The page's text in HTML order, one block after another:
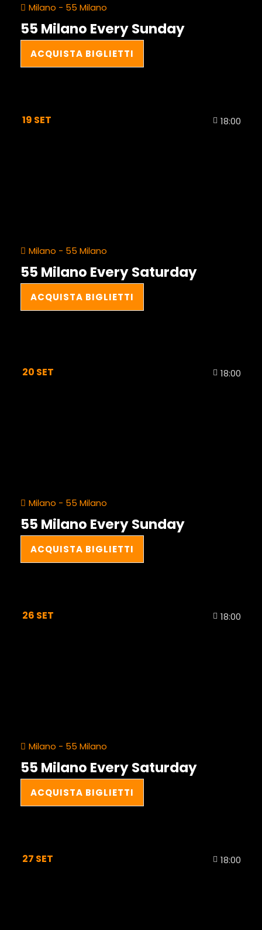
Milano - 55 Milano
55 Milano Every Sunday
ACQUISTA BIGLIETTI
19 SET 18:00
Milano - 55 Milano
55 Milano Every Saturday
ACQUISTA BIGLIETTI
20 SET 18:00
Milano - 55 Milano
55 Milano Every Sunday
ACQUISTA BIGLIETTI
26 SET 18:00
Milano - 55 Milano
55 Milano Every Saturday
ACQUISTA BIGLIETTI
27 SET 18:00